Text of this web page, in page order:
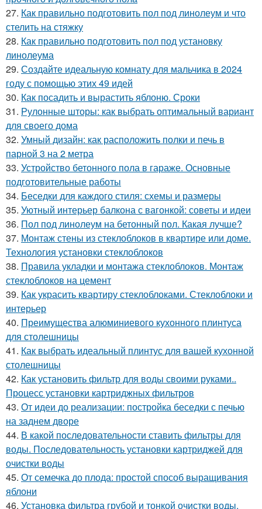
27. Как правильно подготовить пол под линолеум и что
стелить на стяжку
28. Как правильно подготовить пол под установку
линолеума
29. Создайте идеальную комнату для мальчика в 2024
году с помощью этих 49 идей
30. Как посадить и вырастить яблоню. Сроки
31. Рулонные шторы: как выбрать оптимальный вариант
для своего дома
32. Умный дизайн: как расположить полки и печь в
парной 3 на 2 метра
33. Устройство бетонного пола в гараже. Основные
подготовительные работы
34. Беседки для каждого стиля: схемы и размеры
35. Уютный интерьер балкона с вагонкой: советы и идеи
36. Пол под линолеум на бетонный пол. Какая лучше?
37. Монтаж стены из стеклоблоков в квартире или доме.
Технология установки стеклоблоков
38. Правила укладки и монтажа стеклоблоков. Монтаж
стеклоблоков на цемент
39. Как украсить квартиру стеклоблоками. Стеклоблоки и
интерьер
40. Преимущества алюминиевого кухонного плинтуса
для столешницы
41. Как выбрать идеальный плинтус для вашей кухонной
столешницы
42. Как установить фильтр для воды своими руками..
Процесс установки картриджных фильтров
43. От идеи до реализации: постройка беседки с печью
на заднем дворе
44. В какой последовательности ставить фильтры для
воды. Последовательность установки картриджей для
очистки воды
45. От семечка до плода: простой способ выращивания
яблони
46. Установка фильтра грубой и тонкой очистки воды.